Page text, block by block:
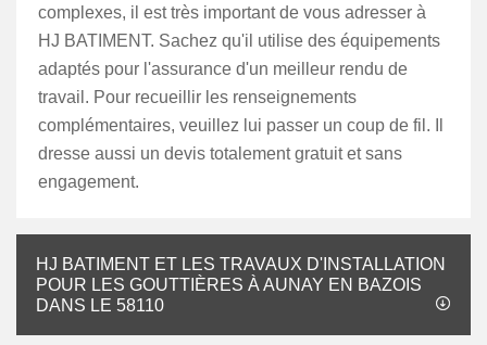
complexes, il est très important de vous adresser à
HJ BATIMENT. Sachez qu'il utilise des équipements
adaptés pour l'assurance d'un meilleur rendu de
travail. Pour recueillir les renseignements
complémentaires, veuillez lui passer un coup de fil. Il
dresse aussi un devis totalement gratuit et sans
engagement.
HJ BATIMENT ET LES TRAVAUX D'INSTALLATION
POUR LES GOUTTIÈRES À AUNAY EN BAZOIS
DANS LE 58110